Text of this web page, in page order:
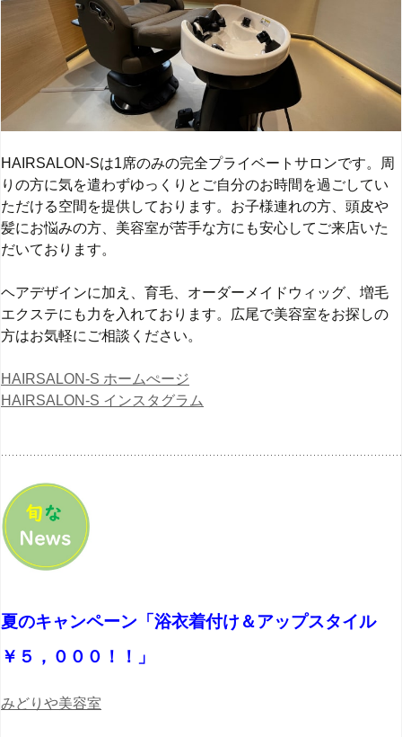
HAIRSALON-Sは1席のみの完全プライベートサロンです。周
りの方に気を遣わずゆっくりとご自分のお時間を過ごしてい
ただける空間を提供しております。お子様連れの方、頭皮や
髪にお悩みの方、美容室が苦手な方にも安心してご来店いた
だいております。
ヘアデザインに加え、育毛、オーダーメイドウィッグ、増毛
エクステにも力を入れております。広尾で美容室をお探しの
方はお気軽にご相談ください。
HAIRSALON-S ホームぺージ
HAIRSALON-S インスタグラム
夏のキャンペーン「浴衣着付け＆アップスタイル
￥５，０００！！」
みどりや美容室